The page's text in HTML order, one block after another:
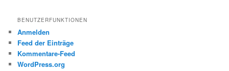
BENUTZERFUNKTIONEN
Anmelden
Feed der Einträge
Kommentare-Feed
WordPress.org